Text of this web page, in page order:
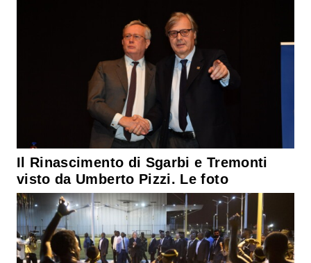
Il Rinascimento di Sgarbi e Tremonti
visto da Umberto Pizzi. Le foto